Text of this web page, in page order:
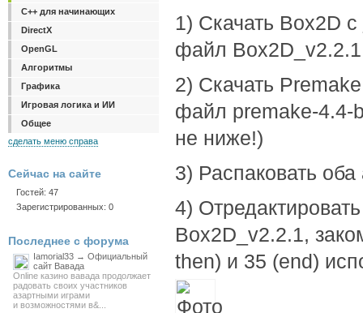
1) Скачать Box2D с
файл
2) Скачать
файл premake-4.4-
не ниже!)
3) Распаковать
4)
Box2D_v2.2.1,
then) и 35 (end)
C++ для начинающих
DirectX
OpenGL
Алгоритмы
Графика
Игровая логика и ИИ
Общее
сделать меню справа
Сейчас на сайте
Гостей: 47
Зарегистрированных: 0
Последнее с форума
Iamorial33 → Официальный
сайт Вавада
Online казино вавада продолжает
радовать своих участников
азартными играми
и возможностями в&...